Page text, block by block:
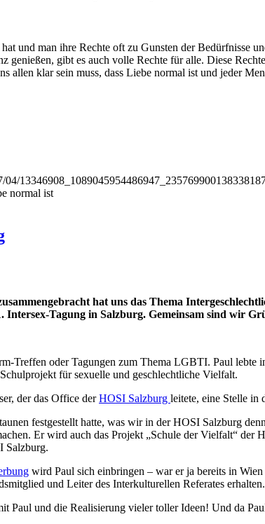
und man ihre Rechte oft zu Gunsten der
genießen, gibt es auch volle Rechte für alle. Diese
allen klar sein muss, dass Liebe normal ist und jeder
04/
normal ist
hat uns das Thema
Intersex-Tagung in Salzburg. Gemeinsam sind wir
Treffen oder Tagungen zum Thema LGBTI. Paul
für sexuelle und geschlechtliche Vielfalt.
der das Office derHOSI Salzburg leitete, eine Stelle in
festgestellt hatte, was wir in der HOSI Salzburg
Er wird auch das Projekt „Schule der Vielfalt“
Salzburg.
wird Paul sich einbringen – war er ja bereits in
und Leiter des Interkulturellen Referates erhalten.
Paul und die Realisierung vieler toller Ideen! Und da